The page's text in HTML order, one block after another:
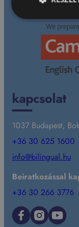
jövőbeli
kapcsolat
1037 Budapest,
+36 30 625 1600
info@bilingual.hu
Beiratkozással
+36 30 266 3776
Facebook Instagram YouTube